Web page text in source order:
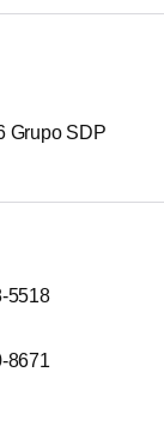
Grupo SDP
5518
8671